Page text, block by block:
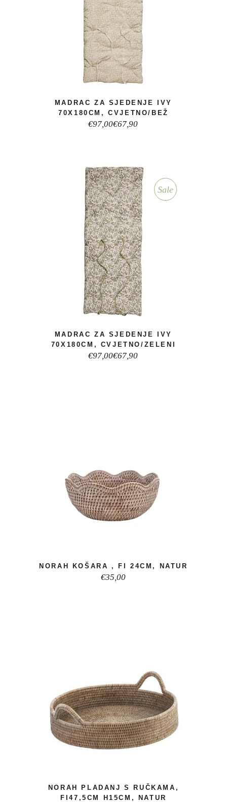
MADRAC ZA SJEDENJE IVY
70X180CM, CVJETNO/BEŽ
€97,00Izvorna
€67,90
Trenutna
Sale
MADRAC ZA SJEDENJE IVY
70X180CM, CVJETNO/ZELENI
€97,00Izvorna
€67,90
Trenutna
NORAH KOŠARA , FI 24CM, NATUR
€35,00
NORAH PLADANJ S RUČKAMA,
FI47,5CM H15CM, NATUR